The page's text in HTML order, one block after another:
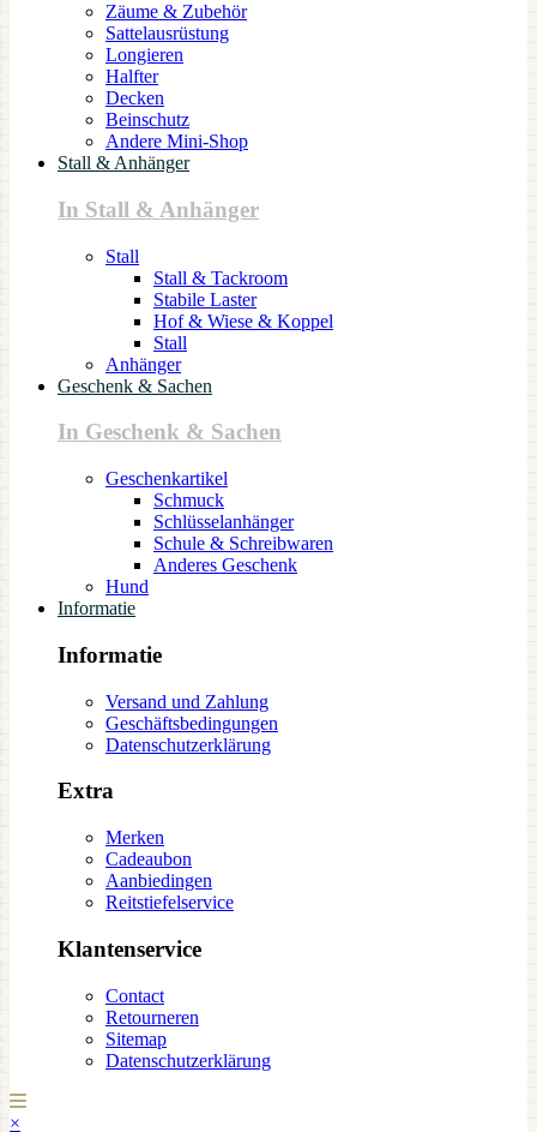
Zäume & Zubehör
Sattelausrüstung
Longieren
Halfter
Decken
Beinschutz
Andere Mini-Shop
Stall & Anhänger
In Stall & Anhänger
Stall
Stall & Tackroom
Stabile Laster
Hof & Wiese & Koppel
Stall
Anhänger
Geschenk & Sachen
In Geschenk & Sachen
Geschenkartikel
Schmuck
Schlüsselanhänger
Schule & Schreibwaren
Anderes Geschenk
Hund
Informatie
Informatie
Versand und Zahlung
Geschäftsbedingungen
Datenschutzerklärung
Extra
Merken
Cadeaubon
Aanbiedingen
Reitstiefelservice
Klantenservice
Contact
Retourneren
Sitemap
Datenschutzerklärung
×